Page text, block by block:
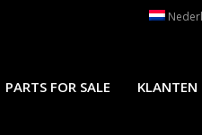
PARTS FOR SALE KLANTEN